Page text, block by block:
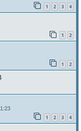
1 2 3 4
1 2
1 2
1 2 3 4